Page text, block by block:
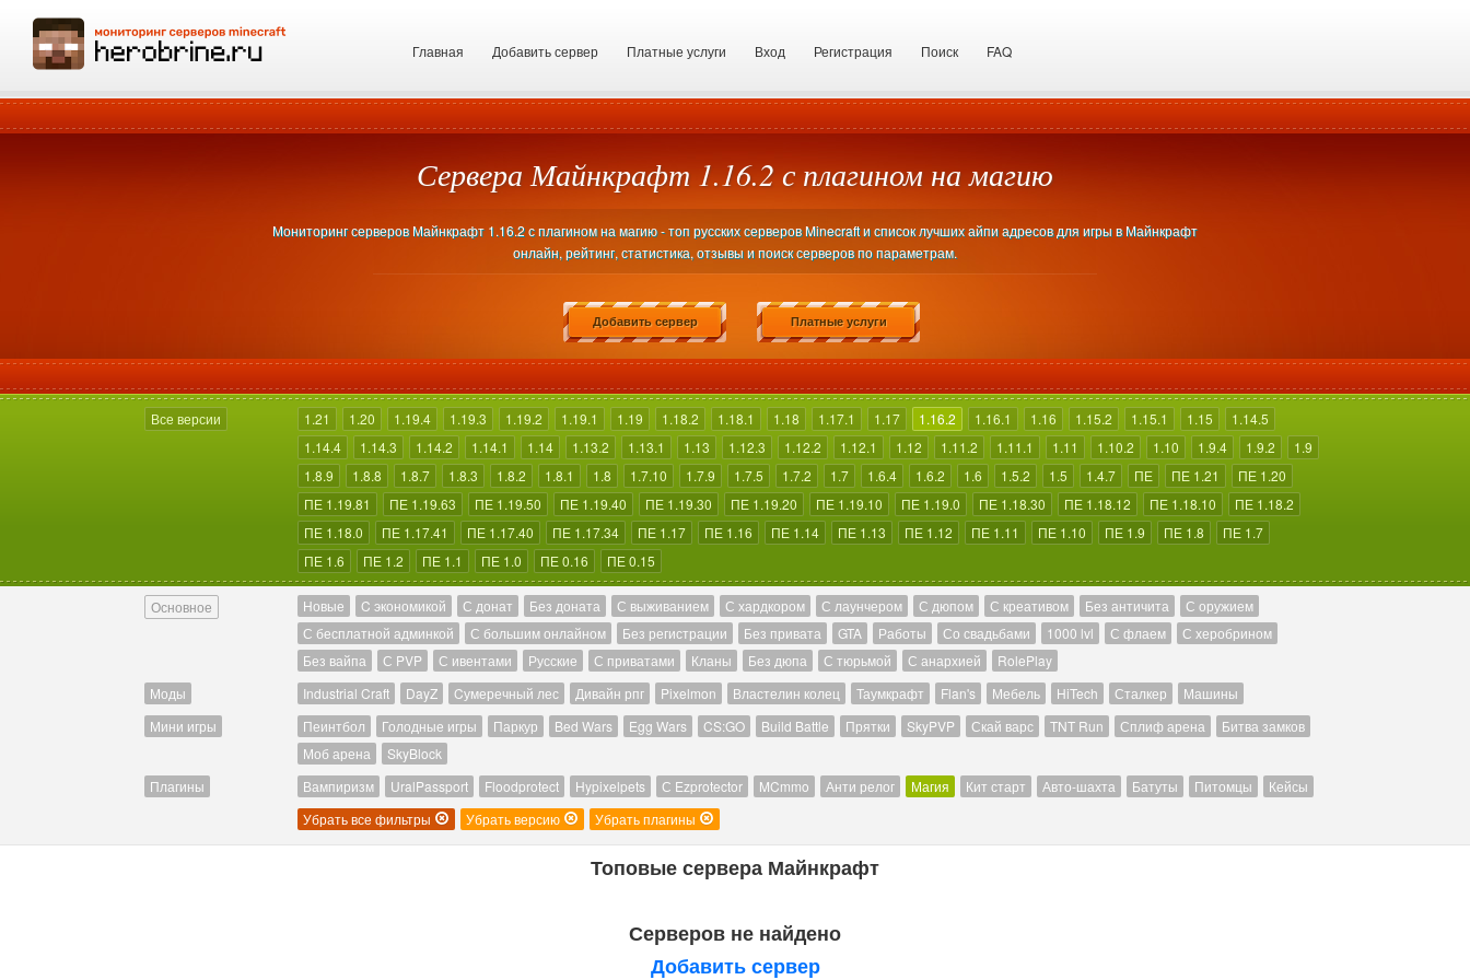
Главная Добавить сервер Платные услуги Вход Регистрация Поиск FAQ
Сервера Майнкрафт 1.16.2 с плагином на магию
Мониторинг серверов Майнкрафт 1.16.2 с плагином на магию - топ русских серверов Minecraft и список лучших айпи адресов для игры в Майнкрафт
онлайн, рейтинг, статистика, отзывы и поиск серверов по параметрам.
Добавить сервер Платные услуги
Все версии 1.21 1.20 1.19.4 1.19.3 1.19.2 1.19.1 1.19 1.18.2 1.18.1 1.18 1.17.1 1.17 1.16.2 1.16.1 1.16 1.15.2 1.15.1 1.15
1.14.5
1.14.4
1.14.3 1.14.2 1.14.1 1.14 1.13.2 1.13.1 1.13 1.12.3 1.12.2 1.12.1 1.12 1.11.2 1.11.1 1.11 1.10.2 1.10 1.9.4 1.9.2
1.9
1.8.9
1.8.8 1.8.7 1.8.3 1.8.2 1.8.1 1.8 1.7.10 1.7.9 1.7.5 1.7.2 1.7 1.6.4 1.6.2 1.6 1.5.2 1.5 1.4.7 ПЕ ПЕ 1.21
ПЕ 1.20
ПЕ 1.19.81
ПЕ 1.19.63 ПЕ 1.19.50 ПЕ 1.19.40 ПЕ 1.19.30 ПЕ 1.19.20 ПЕ 1.19.10 ПЕ 1.19.0 ПЕ 1.18.30 ПЕ 1.18.12 ПЕ 1.18.10
ПЕ 1.18.2
ПЕ 1.18.0
ПЕ 1.17.41 ПЕ 1.17.40 ПЕ 1.17.34 ПЕ 1.17 ПЕ 1.16 ПЕ 1.14 ПЕ 1.13 ПЕ 1.12 ПЕ 1.11 ПЕ 1.10 ПЕ 1.9 ПЕ 1.8
ПЕ 1.7
ПЕ 1.6
ПЕ 1.2 ПЕ 1.1 ПЕ 1.0 ПЕ 0.16 ПЕ 0.15
Основное Новые C экономикой С донат Без доната С выживанием С хардкором С лаунчером С дюпом С креативом Без античита
С оружием
С бесплатной админкой
С большим онлайном Без регистрации Без привата GTA Работы Со свадьбами 1000 lvl С флаем
С херобрином
Без вайпа
С PVP С ивентами Русские С приватами Кланы Без дюпа С тюрьмой С анархией
RolePlay
Моды
Industrial Craft DayZ Cумеречный лес Дивайн рпг Pixelmon Властелин колец Таумкрафт Flan's Мебель HiTech Сталкер
Машины
Мини игры
Пеинтбол Голодные игры Паркур Bed Wars Egg Wars CS:GO Build Battle Прятки SkyPVP Скай варс TNT Run Сплиф арена
Битва замков
Моб арена
SkyBlock
Плагины
Вампиризм UralPassport Floodprotect Hypixelpets С Ezprotector MCmmo Анти релог Магия Кит старт Авто-шахта Батуты Питомцы
Кейсы
Убрать все фильтры
Убрать версию Убрать плагины
Топовые сервера Майнкрафт
Серверов не найдено
Добавить сервер